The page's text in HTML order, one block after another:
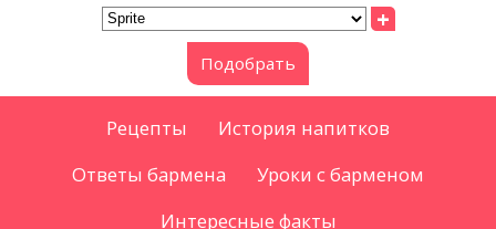
+
Подобрать
Рецепты
История напитков
Ответы бармена
Уроки с барменом
Интересные факты